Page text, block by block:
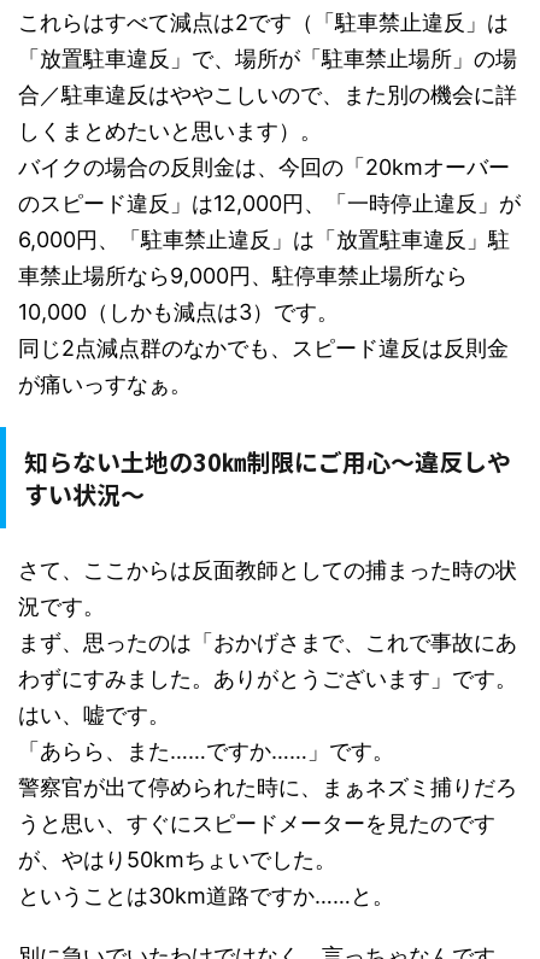
これらはすべて減点は2です（「駐車禁止違反」は
「放置駐車違反」で、場所が「駐車禁止場所」の場
合／駐車違反はややこしいので、また別の機会に詳
しくまとめたいと思います）。
バイクの場合の反則金は、今回の「20kmオーバー
のスピード違反」は12,000円、「一時停止違反」が
6,000円、「駐車禁止違反」は「放置駐車違反」駐
車禁止場所なら9,000円、駐停車禁止場所なら
10,000（しかも減点は3）です。
同じ2点減点群のなかでも、スピード違反は反則金
が痛いっすなぁ。
知らない土地の30㎞制限にご用心～違反しや
すい状況～
さて、ここからは反面教師としての捕まった時の状
況です。
まず、思ったのは「おかげさまで、これで事故にあ
わずにすみました。ありがとうございます」です。
はい、嘘です。
「あらら、また……ですか……」です。
警察官が出て停められた時に、まぁネズミ捕りだろ
うと思い、すぐにスピードメーターを見たのです
が、やはり50kmちょいでした。
ということは30km道路ですか……と。